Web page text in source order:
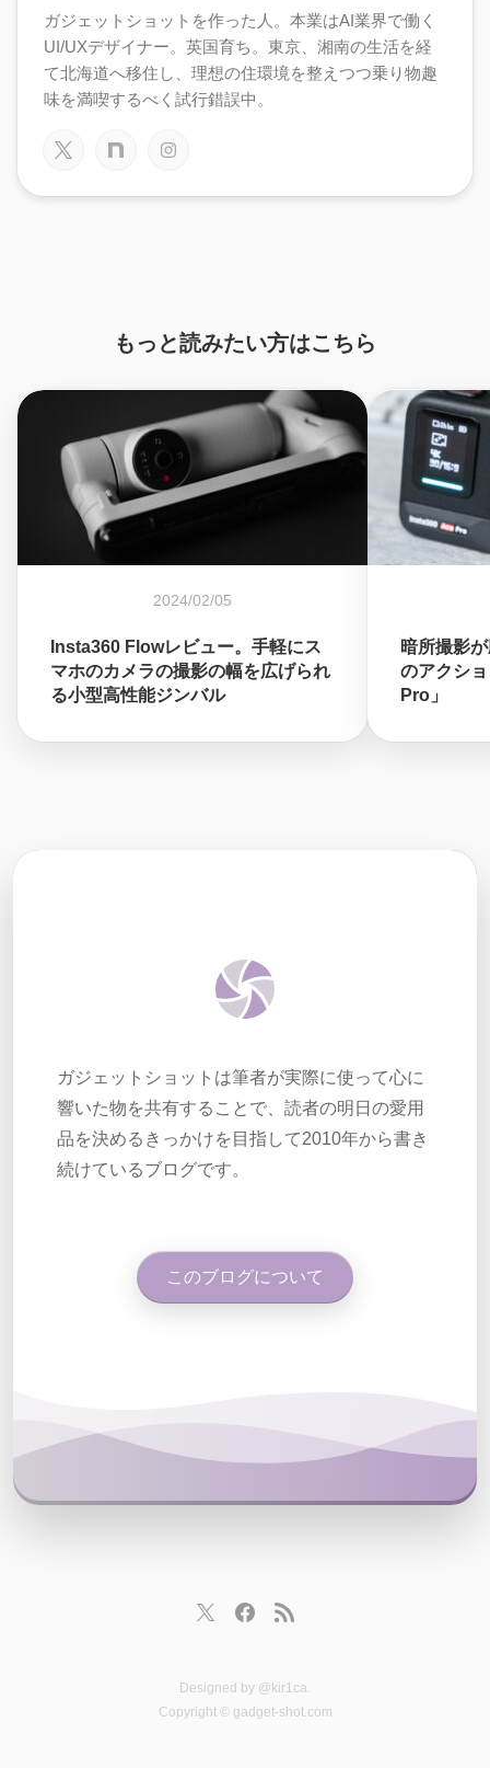
ガジェットショットを作った人。本業はAI業界で働く
UI/UXデザイナー。英国育ち。東京、湘南の生活を経
て北海道へ移住し、理想の住環境を整えつつ乗り物趣
味を満喫するべく試行錯誤中。
もっと読みたい方はこちら
2024/02/05
Insta360 Flowレビュー。手軽にス
マホのカメラの撮影の幅を広げられ
る小型高性能ジンバル
暗所撮影
のアクシ
Pro」
ガジェットショットは筆者が実際に使って心に
響いた物を共有することで、読者の明日の愛用
品を決めるきっかけを目指して2010年から書き
続けているブログです。
このブログについて
Designed by @kir1ca.
Copyright © gadget-shot.com